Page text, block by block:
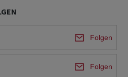
Folgen
Folgen